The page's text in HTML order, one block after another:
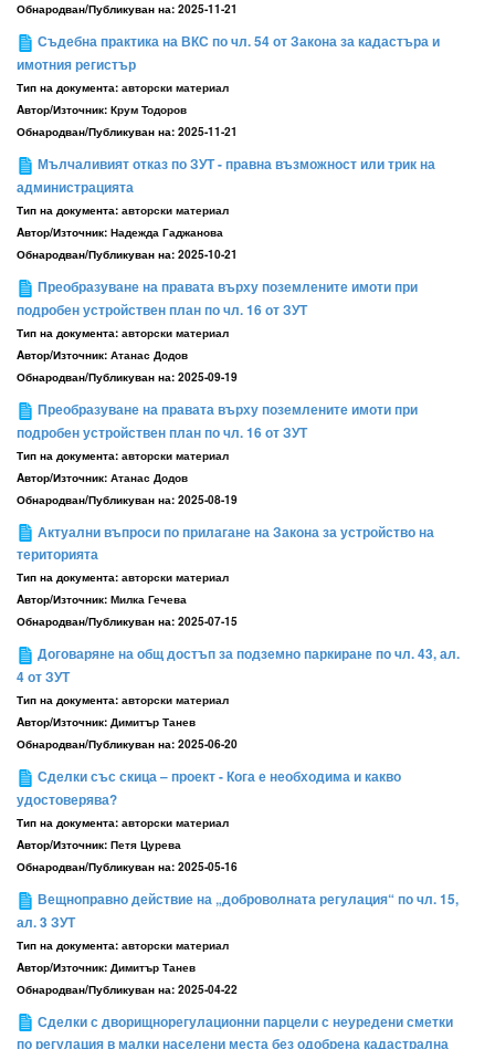
Обнародван/Публикуван на: 2025-11-21
Съдебна практика на ВКС по чл. 54 от Закона за кадастъра и
имотния регистър
Тип на документа: авторски материал
Aвтор/Източник: Крум Тодоров
Обнародван/Публикуван на: 2025-11-21
Мълчаливият отказ по ЗУТ - правна възможност или трик на
администрацията
Тип на документа: авторски материал
Aвтор/Източник: Надежда Гаджанова
Обнародван/Публикуван на: 2025-10-21
Преобразуване на правата върху поземлените имоти при
подробен устройствен план по чл. 16 от ЗУТ
Тип на документа: авторски материал
Aвтор/Източник: Атанас Додов
Обнародван/Публикуван на: 2025-09-19
Преобразуване на правата върху поземлените имоти при
подробен устройствен план по чл. 16 от ЗУТ
Тип на документа: авторски материал
Aвтор/Източник: Атанас Додов
Обнародван/Публикуван на: 2025-08-19
Актуални въпроси по прилагане на Закона за устройство на
територията
Тип на документа: авторски материал
Aвтор/Източник: Милка Гечева
Обнародван/Публикуван на: 2025-07-15
Договаряне на общ достъп за подземно паркиране по чл. 43, ал.
4 от ЗУТ
Тип на документа: авторски материал
Aвтор/Източник: Димитър Танев
Обнародван/Публикуван на: 2025-06-20
Сделки със скица – проект - Кога е необходима и какво
удостоверява?
Тип на документа: авторски материал
Aвтор/Източник: Петя Цурева
Обнародван/Публикуван на: 2025-05-16
Вещноправно действие на „доброволната регулация“ по чл. 15,
ал. 3 ЗУТ
Тип на документа: авторски материал
Aвтор/Източник: Димитър Танев
Обнародван/Публикуван на: 2025-04-22
Сделки с дворищнорегулационни парцели с неуредени сметки
по регулация в малки населени места без одоб­рена кадастрална